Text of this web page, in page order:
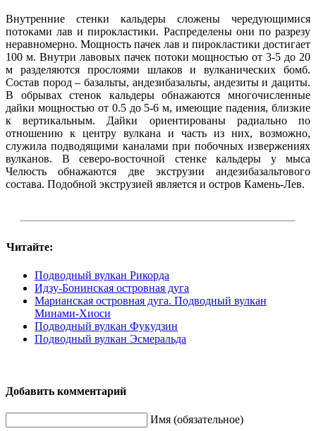
Внутренние стенки кальдеры сложены чередующимися
потоками лав и пирокластики. Распределены они по разрезу
неравномерно. Мощность пачек лав и пирокластики достигает
100 м. Внутри лавовых пачек потоки мощностью от 3-5 до 20
м разделяются прослоями шлаков и вулканических бомб.
Состав пород – базальты, андезибазальты, андезиты и дациты.
В обрывах стенок кальдеры обнажаются многочисленные
дайки мощностью от 0.5 до 5-6 м, имеющие падения, близкие
к вертикальным. Дайки ориентированы радиально по
отношению к центру вулкана и часть из них, возможно,
служила подводящими каналами при побочных извержениях
вулканов. В северо-восточной стенке кальдеры у мыса
Челюсть обнажаются две экструзии андезибазальтового
состава. Подобной экструзией является и остров Камень-Лев.
Читайте:
Подводный вулкан Рикорда
Идзу-Бонинская островная дуга
Марианская островная дуга. Подводный вулкан
Минами-Хиоси
Подводный вулкан Фукудзин
Подводный вулкан Эсмеральда
Добавить комментарий
Имя (обязательное)